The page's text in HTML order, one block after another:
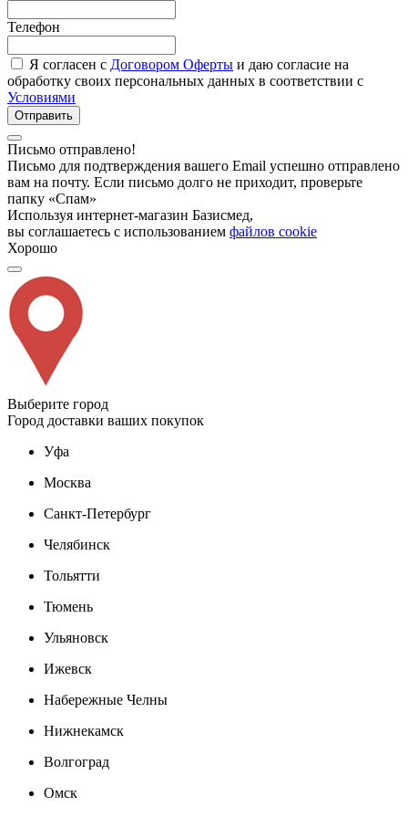
Телефон
Я согласен с Договором Оферты и даю согласие на
обработку своих персональных данных в соответствии с
Условиями
Отправить
Письмо отправлено!
Письмо для подтверждения вашего Email успешно отправлено
вам на почту. Если письмо долго не приходит, проверьте
папку «Спам»
Используя интернет-магазин Базисмед,
вы соглашаетесь с использованием файлов cookie
Хорошо
Выберите город
Город доставки ваших покупок
Уфа
Москва
Санкт-Петербург
Челябинск
Тольятти
Тюмень
Ульяновск
Ижевск
Набережные Челны
Нижнекамск
Волгоград
Омск